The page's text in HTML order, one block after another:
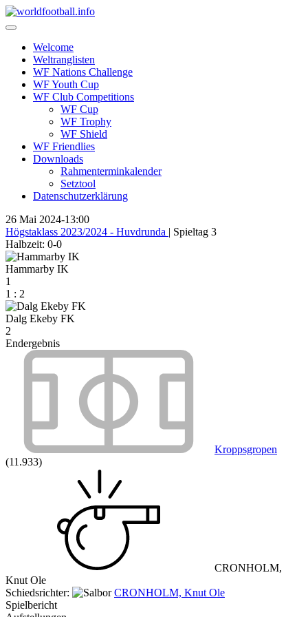
Skip
to
Welcome
Weltranglisten
WF Nations Challenge
WF Youth Cup
WF Club Competitions
WF Cup
WF Trophy
WF Shield
WF Friendlies
Downloads
Rahmenterminkalender
Setztool
Datenschutzerklärung
26 Mai 2024-13:00
Högstaklass 2023/2024 - Huvdrunda | Spieltag 3
Halbzeit: 0-0
Hammarby IK
1
1 : 2
Dalg Ekeby FK
2
Endergebnis
Kroppsgropen
(11.933)
CRONHOLM,
Knut Ole
Schiedsrichter:
CRONHOLM, Knut Ole
Spielbericht